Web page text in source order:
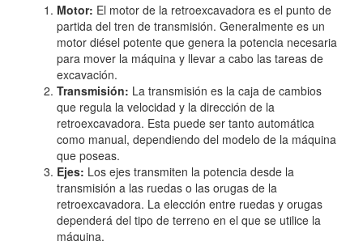
Motor: El motor de la retroexcavadora es el punto de
partida del tren de transmisión. Generalmente es un
motor diésel potente que genera la potencia necesaria
para mover la máquina y llevar a cabo las tareas de
excavación.
Transmisión: La transmisión es la caja de cambios
que regula la velocidad y la dirección de la
retroexcavadora. Esta puede ser tanto automática
como manual, dependiendo del modelo de la máquina
que poseas.
Ejes: Los ejes transmiten la potencia desde la
transmisión a las ruedas o las orugas de la
retroexcavadora. La elección entre ruedas y orugas
dependerá del tipo de terreno en el que se utilice la
máquina.